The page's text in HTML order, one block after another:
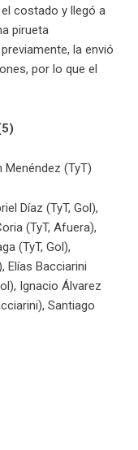
costado y llegó a
pirueta
la envió
por lo que el
Menéndez (TyT)
Díaz (TyT, Gol),
(TyT, Afuera),
(TyT, Gol),
Elías Bacciarini
Ignacio Álvarez
Santiago